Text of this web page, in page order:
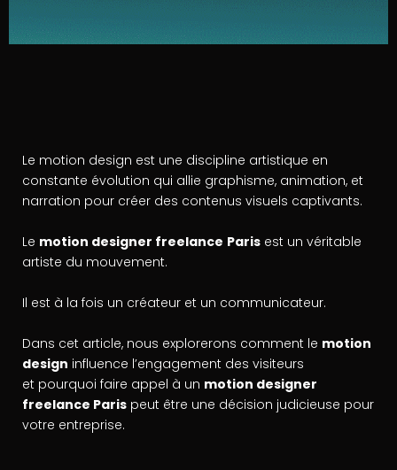
Le motion design est une discipline artistique en
constante évolution qui allie graphisme, animation, et
narration pour créer des contenus visuels captivants.
Le motion designer freelance Paris est un véritable
artiste du mouvement.
Il est à la fois un créateur et un communicateur.
Dans cet article, nous explorerons comment le motion
design influence l’engagement des visiteurs
et pourquoi faire appel à un motion designer
freelance Paris peut être une décision judicieuse pour
votre entreprise.